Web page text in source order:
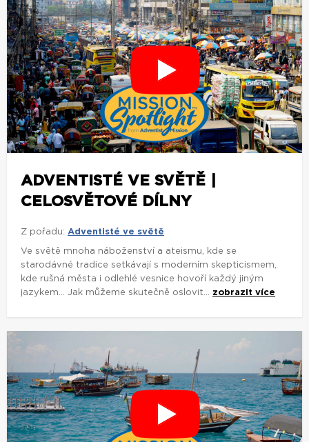
ADVENTISTÉ VE SVĚTĚ |
CELOSVĚTOVÉ DÍLNY
Z pořadu: Adventisté ve světě
Ve světě mnoha náboženství a ateismu, kde se
starodávné tradice setkávají s moderním skepticismem,
kde rušná města i odlehlé vesnice hovoří každý jiným
jazykem... Jak můžeme skutečně oslovit... zobrazit více